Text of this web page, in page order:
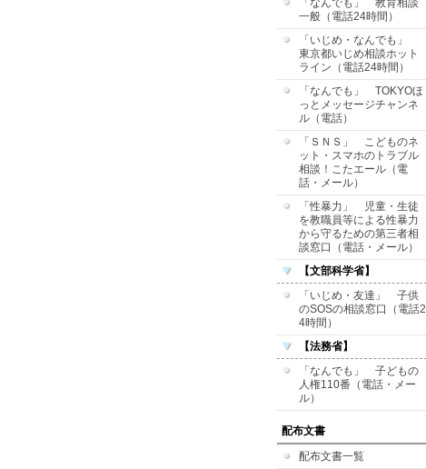
「なんでも」 教育相談
一般（電話24時間）
「いじめ・なんでも」
東京都いじめ相談ホット
ライン（電話24時間）
「なんでも」 TOKYOほ
っとメッセージチャンネ
ル（電話）
「ＳＮＳ」 こどものネ
ット・スマホのトラブル
相談！こたエール（電
話・メール）
「性暴力」 児童・生徒
を教職員等による性暴力
から守るための第三者相
談窓口（電話・メール）
【文部科学省】
「いじめ・友達」 子供
のSOSの相談窓口（電話2
4時間）
【法務省】
「なんでも」 子どもの
人権110番（電話・メー
ル）
配布文書
配布文書一覧